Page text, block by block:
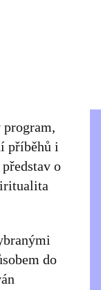
příběhů i
o
do